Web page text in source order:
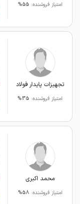
امتیاز فروشنده: 55%
تجهیزات پایدار فولاد
امتیاز فروشنده: 35%
محمد اکبری
امتیاز فروشنده: 58%